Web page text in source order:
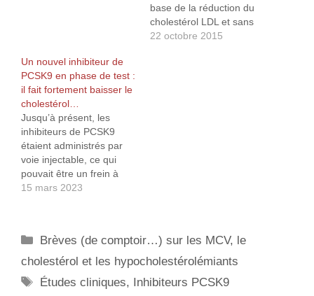
ODYSSEY-Outcomes
sur…
base de la réduction du
cholestérol LDL et sans
qu'aucune preuve ne soit
22 octobre 2015
Un nouvel inhibiteur de
PCSK9 en phase de test :
il fait fortement baisser le
cholestérol…
Jusqu’à présent, les
inhibiteurs de PCSK9
étaient administrés par
voie injectable, ce qui
pouvait être un frein à
leur adoption (en plus de
particularité une prise par
voie orale vient de faire
l’objet d’un essai clinique
de phase 21. Ce test…
15 mars 2023
Catégories
Brèves (de comptoir…) sur les MCV, le
cholestérol et les hypocholestérolémiants
Étiquettes
Études cliniques, Inhibiteurs PCSK9